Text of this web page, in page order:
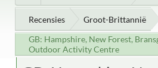
Recensies
Groot-Brittannië
GB: Hampshire, New Forest,
Outdoor Activity Centre